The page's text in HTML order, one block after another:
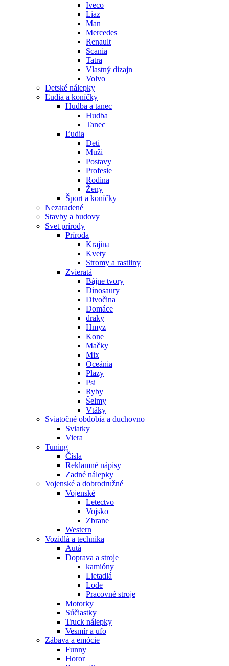
Iveco
Liaz
Man
Mercedes
Renault
Scania
Tatra
Vlastný dizajn
Volvo
Detské nálepky
Ľudia a koníčky
Hudba a tanec
Hudba
Tanec
Ľudia
Deti
Muži
Postavy
Profesie
Rodina
Ženy
Šport a koníčky
Nezaradené
Stavby a budovy
Svet prírody
Príroda
Krajina
Kvety
Stromy a rastliny
Zvieratá
Bájne tvory
Dinosaury
Divočina
Domáce
draky
Hmyz
Kone
Mačky
Mix
Oceánia
Plazy
Psi
Ryby
Šelmy
Vtáky
Sviatočné obdobia a duchovno
Sviatky
Viera
Tuning
Čísla
Reklamné nápisy
Zadné nálepky
Vojenské a dobrodružné
Vojenské
Letectvo
Vojsko
Zbrane
Western
Vozidlá a technika
Autá
Doprava a stroje
kamióny
Lietadlá
Lode
Pracovné stroje
Motorky
Súčiastky
Truck nálepky
Vesmír a ufo
Zábava a emócie
Funny
Horor